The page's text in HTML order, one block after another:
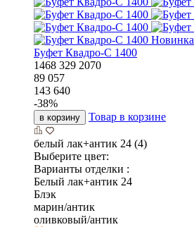
Новинка
Буфет Квадро-С 1400
1468 329 2070
89 057
143 640
-38%
в корзину Товар в корзине
белый лак+антик 24 (4)
Выберите цвет:
Варианты отделки :
Белый лак+антик 24
Блэк
марин/антик
оливковый/антик